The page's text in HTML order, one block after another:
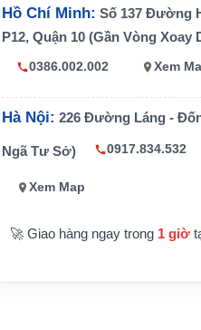
Kỳ hạn 36 hoặc 60
Ứng dụng
Internet vệ tinh
Hồ Chí Minh: Số 137 Đường
P12, Quận 10 (Gần Vòng Xoay
0386.002.002 Xem
Hà Nội: 226 Đường Láng -
Ngã Tư Sở) 0917.834.532
Xem Map
🚀 Giao hàng ngay trong 1 giờ